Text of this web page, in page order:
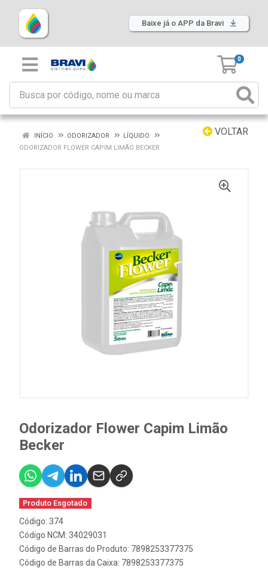
Baixe já o APP da Bravi
0
VOLTAR
INÍCIO ODORIZADOR
LÍQUIDO
ODORIZADOR FLOWER CAPIM LIMÃO BECKER
Odorizador Flower Capim Limão
Becker
Produto Esgotado
Código: 374
Código NCM: 34029031
Código de Barras do Produto: 7898253377375
Código de Barras da Caixa: 7898253377375